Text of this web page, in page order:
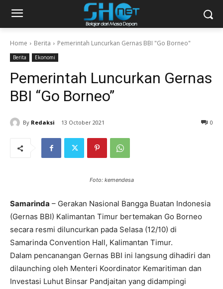
Home Berita Pemerintah Luncurkan Gernas BBI "Go Borneo"
Berita Ekonomi
Pemerintah Luncurkan Gernas
BBI “Go Borneo”
By Redaksi 13 October 2021 0
Foto: kemendesa
Samarinda – Gerakan Nasional Bangga Buatan Indonesia
(Gernas BBI) Kalimantan Timur bertemakan Go Borneo
secara resmi diluncurkan pada Selasa (12/10) di
Samarinda Convention Hall, Kalimantan Timur.
Dalam pencanangan Gernas BBI ini langsung dihadiri dan
dilaunching oleh Menteri Koordinator Kemaritiman dan
Investasi Luhut Binsar Pandjaitan yang didampingi